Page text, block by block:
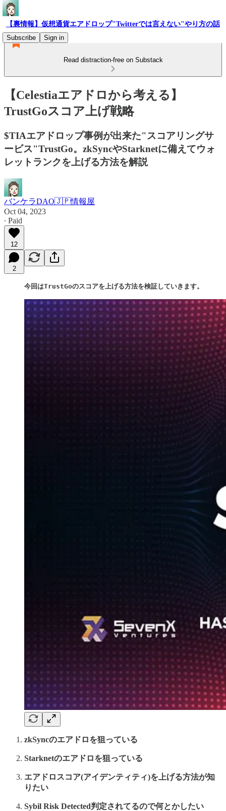
【裏情報】仮想通貨エアドロップ"Twitterでは言えない"やり方の話
Subscribe
Sign in
Read distraction-free on Substack
【Celestiaエアドロから考える】
TrustGoスコア上げ戦略
$TIAエアドロップ事例が出来た"スコアリングサ
ービス"TrustGo。zkSyncやStarknetに備えてウォ
レットランクを上げる方法を解説
バンケラDAO🇯🇵情報屋
Oct 04, 2023
∙ Paid
12
2
今回はTrustGoのスコアを上げる方法を検証していきます。
zkSyncのエアドロを狙っている
Starknetのエアドロを狙っている
エアドロスコア(アイデンティティ)を上げる方法が知
りたい
Sybil Risk Detected判定されてるので何とかしたい